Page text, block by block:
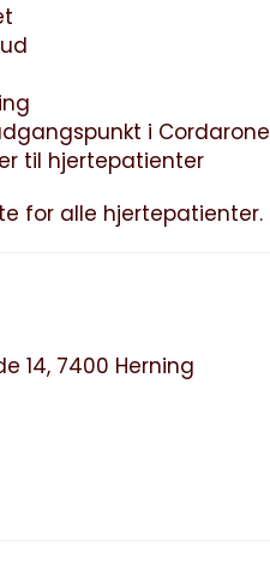
i Cordarone
til hjertepatienter
for alle hjertepatienter.
14, 7400 Herning